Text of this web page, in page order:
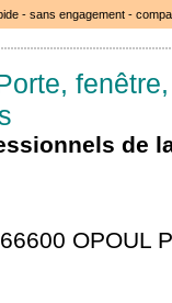
- sans engagement -
de
OPOUL